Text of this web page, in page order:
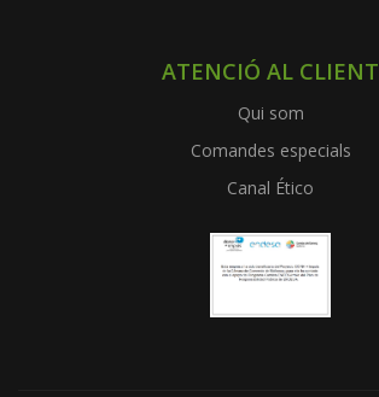
ATENCIÓ AL CLIENT
Qui som
Comandes especials
Canal Ético